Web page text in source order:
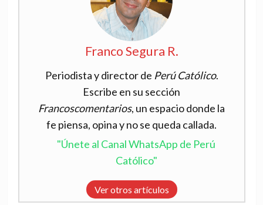
Franco Segura R.
Periodista y director de Perú Católico.
Escribe en su sección
Francoscomentarios, un espacio donde la
fe piensa, opina y no se queda callada.
"Únete al Canal WhatsApp de Perú
Católico"
Ver otros artículos